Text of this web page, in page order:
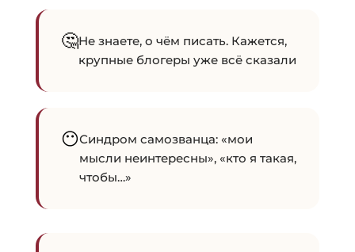
🤔Не знаете, о чём писать. Кажется,
крупные блогеры уже всё сказали
😶Синдром самозванца: «мои
мысли неинтересны», «кто я такая,
чтобы…»